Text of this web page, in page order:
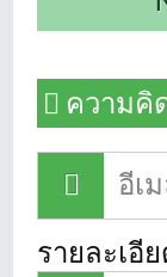
ความคิ
รายละเอี